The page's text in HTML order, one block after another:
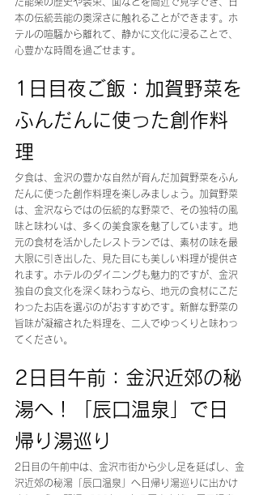
本の伝統芸能の奥深さに触れることができます。ホ
テルの喧騒から離れて、静かに文化に浸ることで、
心豊かな時間を過ごせます。
1日目夜ご飯：加賀野菜を
ふんだんに使った創作料
理
夕食は、金沢の豊かな自然が育んだ加賀野菜をふん
だんに使った創作料理を楽しみましょう。加賀野菜
は、金沢ならではの伝統的な野菜で、その独特の風
味と味わいは、多くの美食家を魅了しています。地
元の食材を活かしたレストランでは、素材の味を最
大限に引き出した、見た目にも美しい料理が提供さ
れます。ホテルのダイニングも魅力的ですが、金沢
独自の食文化を深く味わうなら、地元の食材にこだ
わったお店を選ぶのがおすすめです。新鮮な野菜の
旨味が凝縮された料理を、二人でゆっくりと味わっ
てください。
2日目午前：金沢近郊の秘
湯へ！「辰口温泉」で日
帰り湯巡り
2日目の午前中は、金沢市街から少し足を延ばし、金
沢近郊の秘湯「辰口温泉」へ日帰り湯巡りに出かけ